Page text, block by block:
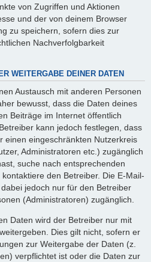
von Zugriffen und Aktionen
und der von deinem Browser
zu speichern, sofern dies zur
Nachverfolgbarkeit
WEITERGABE DEINER DATEN
Austausch mit anderen Personen
bewusst, dass die Daten deines
Beiträge im Internet öffentlich
kann jedoch festlegen, dass
einen eingeschränkten Nutzerkreis
Administratoren etc.) zugänglich
suche nach entsprechenden
den Betreiber. Die E-Mail-
jedoch nur für den Betreiber
(Administratoren) zugänglich.
Daten wird der Betreiber nur mit
Dies gilt nicht, sofern er
zur Weitergabe der Daten (z.
verpflichtet ist oder die Daten zur